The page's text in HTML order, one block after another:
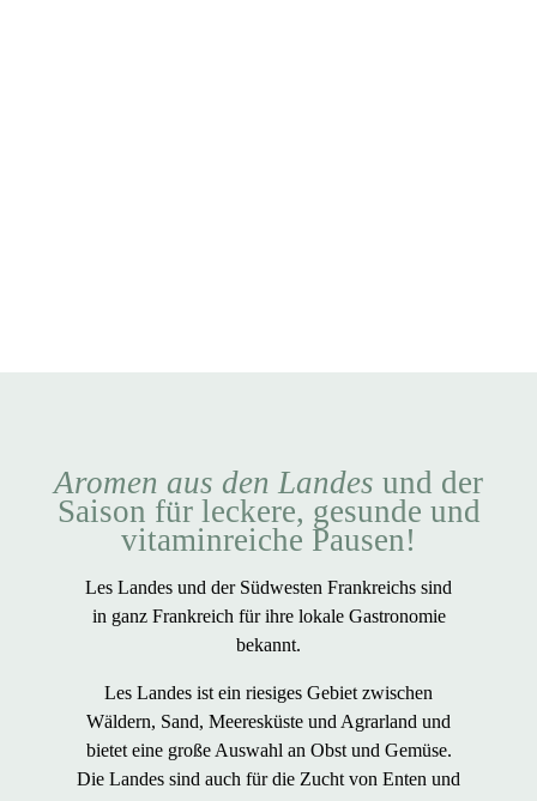
Aromen aus den Landes und der
Saison für leckere, gesunde und
vitaminreiche Pausen!
Les Landes und der Südwesten Frankreichs sind
in ganz Frankreich für ihre lokale Gastronomie
bekannt.
Les Landes ist ein riesiges Gebiet zwischen
Wäldern, Sand, Meeresküste und Agrarland und
bietet eine große Auswahl an Obst und Gemüse.
Die Landes sind auch für die Zucht von Enten und